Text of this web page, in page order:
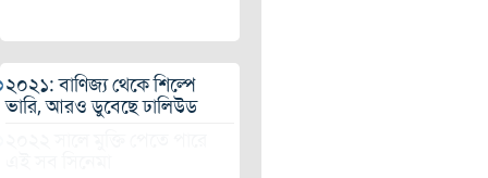
২০২১: বাণিজ্য থেকে শিল্পে
ভারি, আরও ডুবেছে ঢালিউড